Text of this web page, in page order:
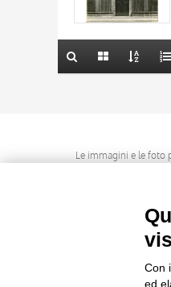
DATA
DATA
Le immagini e le foto
Con
ed